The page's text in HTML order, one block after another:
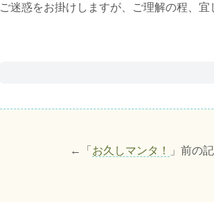
ご迷惑をお掛けしますが、ご理解の程、宜
←「 お久しマンタ！ 」前の